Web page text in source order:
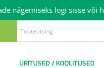
ÜRITUSED / KOOLITUSED
nägemiseks logi sisse või